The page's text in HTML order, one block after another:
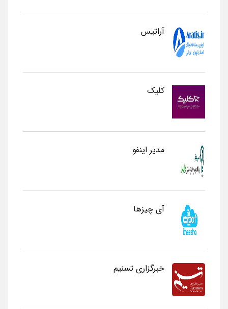
آراتیس
کلیک
مدیر اینفو
آی چیزها
خبرگزاری تسنیم